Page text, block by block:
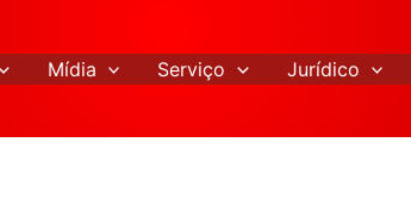
Mídia Serviço Jurídico